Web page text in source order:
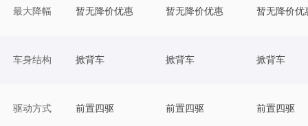
最大降幅
车身结构
驱动方式
暂无降价优惠 暂无降价优惠 暂无降价优
掀背车 掀背车 掀背车
前置四驱 前置四驱 前置四驱